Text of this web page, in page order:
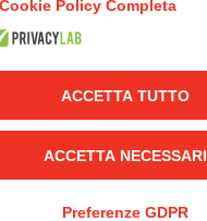
LINKEDIN YOUTUBE
Europe - -
Cookie-Yourbiz
Policy Completa
ACCETTA TUTTO
ACCETTA NECESSARI
Preferenze GDPR